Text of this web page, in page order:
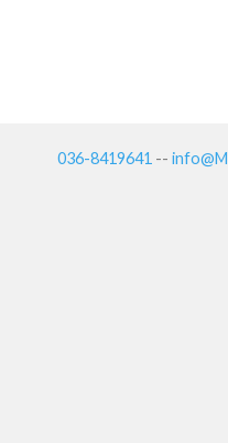
036-8419641 --